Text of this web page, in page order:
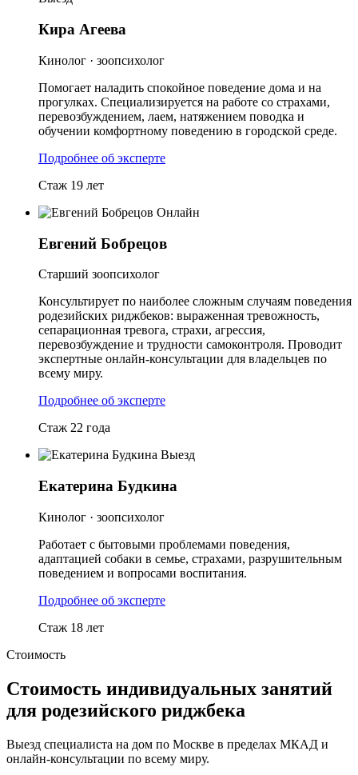
Кира Агеева
Кинолог · зоопсихолог
Помогает наладить спокойное поведение дома и на
прогулках. Специализируется на работе со страхами,
перевозбуждением, лаем, натяжением поводка и
обучении комфортному поведению в городской среде.
Подробнее об эксперте
Стаж 19 лет
Онлайн
Евгений Бобрецов
Старший зоопсихолог
Консультирует по наиболее сложным случаям поведения
родезийских риджбеков: выраженная тревожность,
сепарационная тревога, страхи, агрессия,
перевозбуждение и трудности самоконтроля. Проводит
экспертные онлайн-консультации для владельцев по
всему миру.
Подробнее об эксперте
Стаж 22 года
Выезд
Екатерина Будкина
Кинолог · зоопсихолог
Работает с бытовыми проблемами поведения,
адаптацией собаки в семье, страхами, разрушительным
поведением и вопросами воспитания.
Подробнее об эксперте
Стаж 18 лет
Стоимость
Стоимость индивидуальных занятий
для родезийского риджбека
Выезд специалиста на дом по Москве в пределах МКАД и
онлайн-консультации по всему миру.